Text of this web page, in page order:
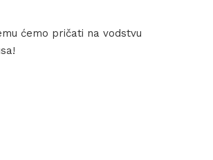
ćemo pričati na vodstvu